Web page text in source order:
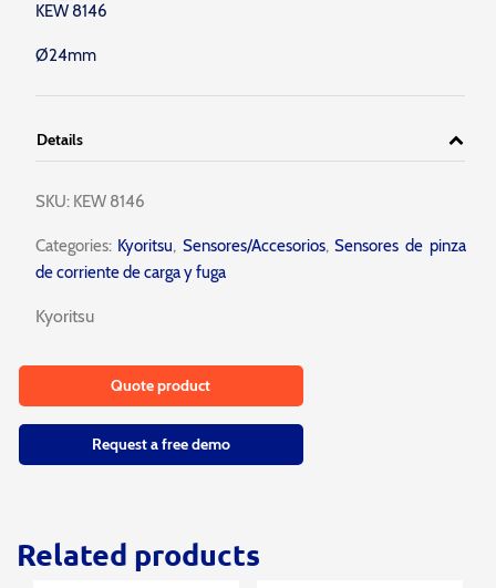
KEW 8146
Ø24mm
Details
SKU: KEW 8146
Categories:Kyoritsu, Sensores/Accesorios,Sensores de pinza
de corriente de carga y fuga
Kyoritsu
Quote product
Request a free demo
Related products